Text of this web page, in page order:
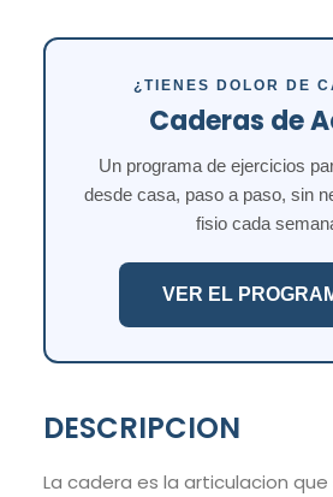
¿TIENES DOLOR DE
Caderas de
Un programa de ejercicios
desde casa, paso a paso, sin
fisio cada
VER EL
DESCRIPCION
La cadera es la articulacion